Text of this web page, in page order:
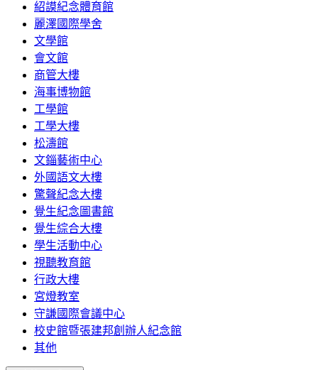
紹謨紀念體育館
麗澤國際學舍
文學館
會文館
商管大樓
海事博物館
工學館
工學大樓
松濤館
文錙藝術中心
外國語文大樓
驚聲紀念大樓
覺生紀念圖書館
覺生綜合大樓
學生活動中心
視聽教育館
行政大樓
宮燈教室
守謙國際會議中心
校史館暨張建邦創辦人紀念館
其他